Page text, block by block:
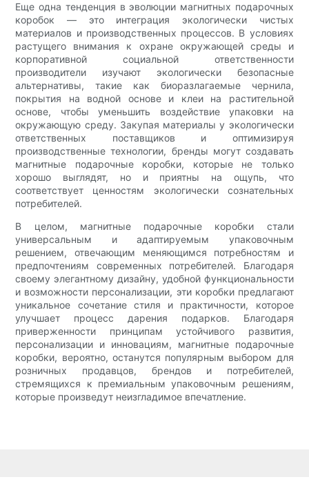
Еще одна тенденция в эволюции магнитных подарочных
коробок — это интеграция экологически чистых
материалов и производственных процессов. В условиях
растущего внимания к охране окружающей среды и
корпоративной социальной ответственности
производители изучают экологически безопасные
альтернативы, такие как биоразлагаемые чернила,
покрытия на водной основе и клеи на растительной
основе, чтобы уменьшить воздействие упаковки на
окружающую среду. Закупая материалы у экологически
ответственных поставщиков и оптимизируя
производственные технологии, бренды могут создавать
магнитные подарочные коробки, которые не только
хорошо выглядят, но и приятны на ощупь, что
соответствует ценностям экологически сознательных
потребителей.
В целом, магнитные подарочные коробки стали
универсальным и адаптируемым упаковочным
решением, отвечающим меняющимся потребностям и
предпочтениям современных потребителей. Благодаря
своему элегантному дизайну, удобной функциональности
и возможности персонализации, эти коробки предлагают
уникальное сочетание стиля и практичности, которое
улучшает процесс дарения подарков. Благодаря
приверженности принципам устойчивого развития,
персонализации и инновациям, магнитные подарочные
коробки, вероятно, останутся популярным выбором для
розничных продавцов, брендов и потребителей,
стремящихся к премиальным упаковочным решениям,
которые произведут неизгладимое впечатление.